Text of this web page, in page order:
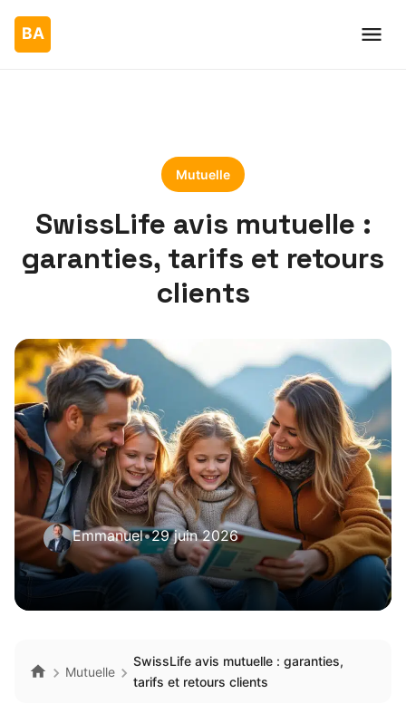
Mutuelle
SwissLife avis mutuelle :
garanties, tarifs et retours
clients
Emmanuel•29 juin 2026
Mutuelle
SwissLife avis mutuelle : garanties,
tarifs et retours clients